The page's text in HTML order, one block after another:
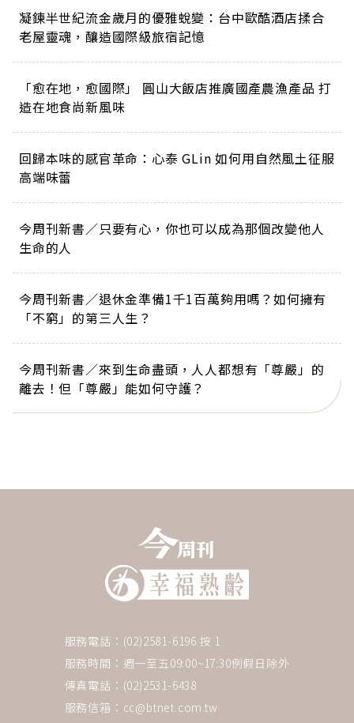
凝鍊半世紀流金歲月的優雅蛻變：台中歐酷酒店揉合
老屋靈魂，釀造國際級旅宿記憶
「愈在地，愈國際」 圓山大飯店推廣國產農漁產品 打
造在地食尚新風味
回歸本味的感官革命：心泰 GLin 如何用自然風土征服
高端味蕾
今周刊新書／只要有心，你也可以成為那個改變他人
生命的人
今周刊新書／退休金準備1千1百萬夠用嗎？如何擁有
「不窮」的第三人生？
今周刊新書／來到生命盡頭，人人都想有「尊嚴」的
離去！但「尊嚴」能如何守護？
服務電話：(02)2581-6196 按 1
服務時間：週一至五09:00~17:30例假日除外
傳真電話：(02)2531-6438
服務信箱： cc@btnet.com.tw